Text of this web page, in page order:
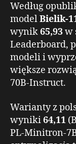
Według
modelBielik-
wynik65,93w
Leaderboard,
modeli i
większe
70B-Instruct.
Warianty z
wyniki64,11
PL-Minitron-